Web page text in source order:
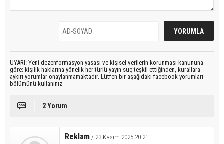
UYARI: Yeni dezenformasyon yasası ve kişisel verilerin korunması kanununa
göre; kişilik haklarına yönelik her türlü yayın suç teşkil ettiğinden, kurallara
aykırı yorumlar onaylanmamaktadır. Lütfen bir aşağıdaki facebook yorumları
bölümünü kullanınız
2 Yorum
Reklam / 23 Kasım 2025 20:21